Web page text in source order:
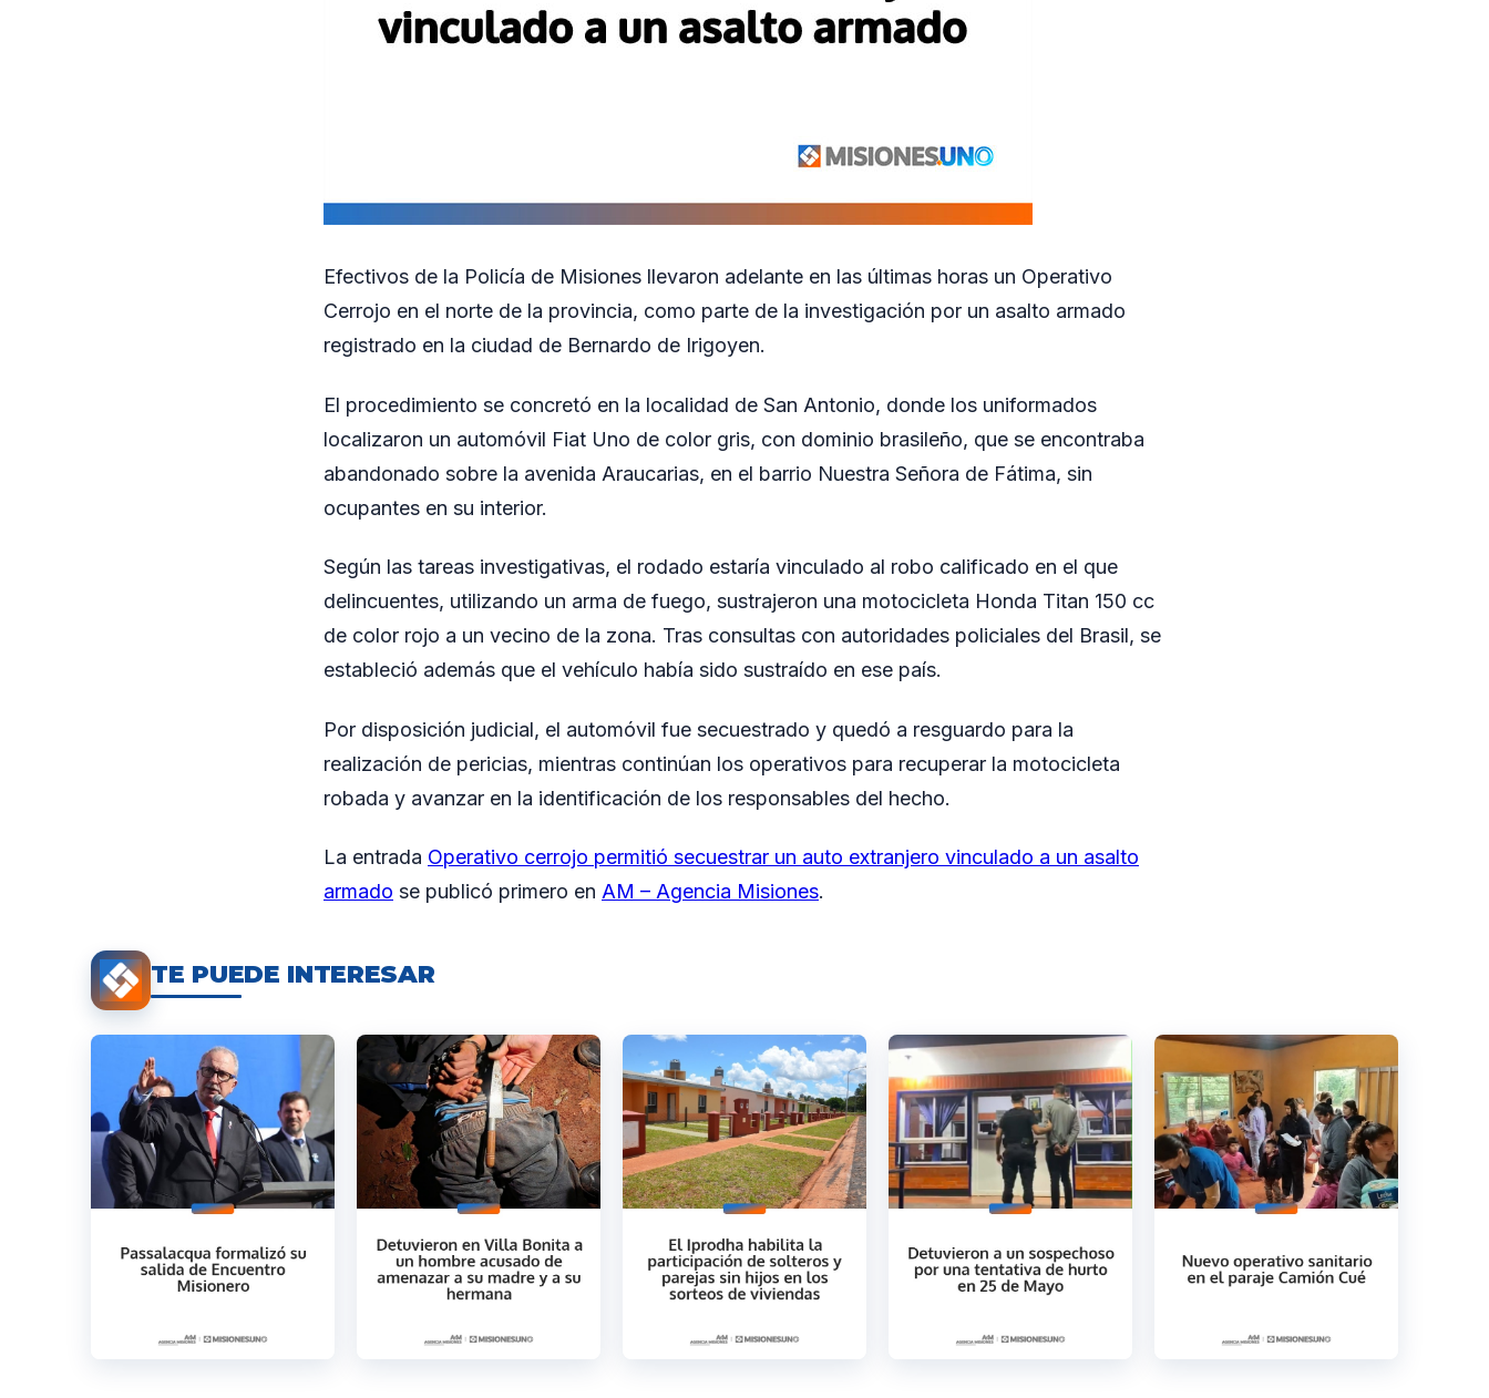
Efectivos de la Policía de Misiones llevaron adelante en las últimas horas un Operativo
Cerrojo en el norte de la provincia, como parte de la investigación por un asalto armado
registrado en la ciudad de Bernardo de Irigoyen.
El procedimiento se concretó en la localidad de San Antonio, donde los uniformados
localizaron un automóvil Fiat Uno de color gris, con dominio brasileño, que se encontraba
abandonado sobre la avenida Araucarias, en el barrio Nuestra Señora de Fátima, sin
ocupantes en su interior.
Según las tareas investigativas, el rodado estaría vinculado al robo calificado en el que
delincuentes, utilizando un arma de fuego, sustrajeron una motocicleta Honda Titan 150 cc
de color rojo a un vecino de la zona. Tras consultas con autoridades policiales del Brasil, se
estableció además que el vehículo había sido sustraído en ese país.
Por disposición judicial, el automóvil fue secuestrado y quedó a resguardo para la
realización de pericias, mientras continúan los operativos para recuperar la motocicleta
robada y avanzar en la identificación de los responsables del hecho.
La entrada Operativo cerrojo permitió secuestrar un auto extranjero vinculado a un asalto
armado se publicó primero en AM – Agencia Misiones.
TE PUEDE INTERESAR